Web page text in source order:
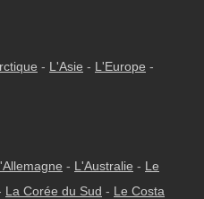
- L'Asie - L'Europe -
- L'Australie - Le
La Corée du Sud - Le Costa